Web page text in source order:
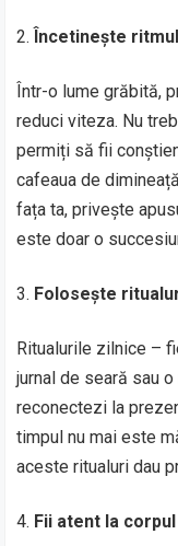
Încetinește ritmul
Într-o lume grăbită,
reduci viteza. Nu
permiți să fii
cafeaua de
fața ta, privește
este doar o
Folosește
Ritualurile zilnice –
jurnal de seară sau
reconectezi la
timpul nu mai este
aceste ritualuri dau
Fii atent la